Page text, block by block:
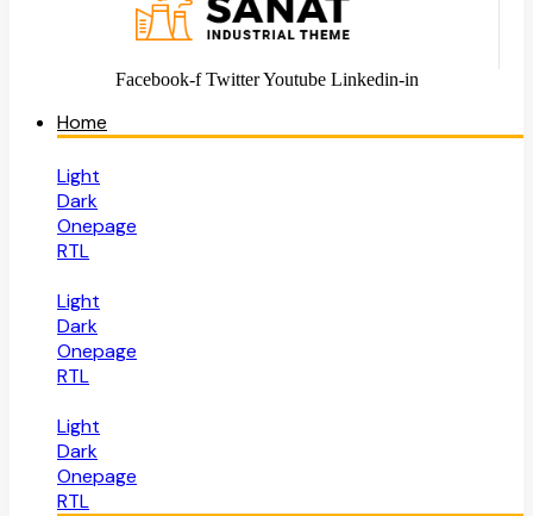
Facebook-f Twitter Youtube Linkedin-in
Home
Light
Dark
Onepage
RTL
Light
Dark
Onepage
RTL
Light
Dark
Onepage
RTL